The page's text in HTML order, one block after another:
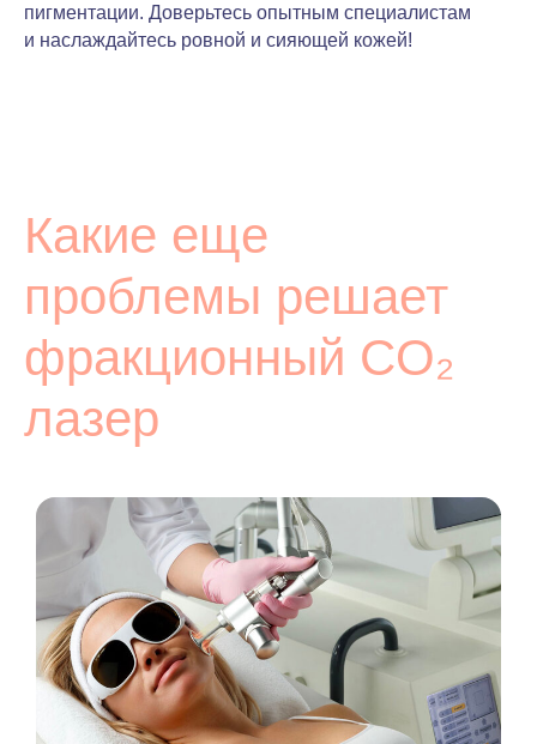
пигментации. Доверьтесь опытным специалистам
и наслаждайтесь ровной и сияющей кожей!
Какие еще
проблемы решает
фракционный CO₂
лазер